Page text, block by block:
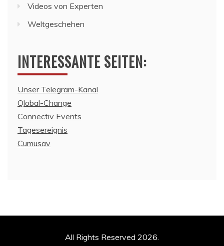
Videos von Experten
Weltgeschehen
INTERESSANTE SEITEN:
Unser Telegram-Kanal
Qlobal-Change
Connectiv Events
Tagesereignis
Cumusav
All Rights Reserved 2026.